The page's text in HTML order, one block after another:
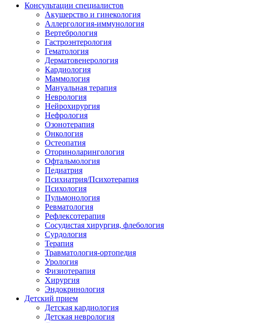
Консультации специалистов
Акушерство и гинекология
Аллергология-иммунология
Вертебрология
Гастроэнтерология
Гематология
Дерматовенерология
Кардиология
Маммология
Мануальная терапия
Неврология
Нейрохирургия
Нефрология
Озонотерапия
Онкология
Остеопатия
Оториноларингология
Офтальмология
Педиатрия
Психиатрия/Психотерапия
Психология
Пульмонология
Ревматология
Рефлексотерапия
Сосудистая хирургия, флебология
Сурдология
Терапия
Травматология-ортопедия
Урология
Физиотерапия
Хирургия
Эндокринология
Детский прием
Детская кардиология
Детская неврология